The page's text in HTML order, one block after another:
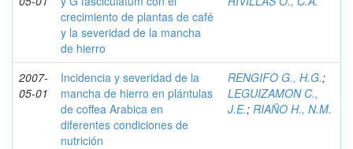
crecimiento de plantas de café
y la severidad de la mancha
de hierro
2007-
05-01
Incidencia y severidad de la
mancha de hierro en plántulas
de coffea Arabica en
diferentes condiciones de
nutrición
RENGIFO G., H.G.;
LEGUIZAMON C.,
J.E.; RIAÑO H., N.M.